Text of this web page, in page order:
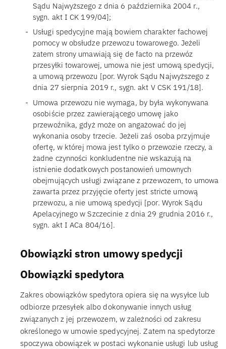
Sądu Najwyższego z dnia 6 października 2004 r.,
sygn. akt I CK 199/04];
Usługi spedycyjne mają bowiem charakter fachowej
pomocy w obsłudze przewozu towarowego. Jeżeli
zatem strony umawiają się de facto na przewóz
przesyłki towarowej, umowa nie jest umową spedycji,
a umową przewozu [por. Wyrok Sądu Najwyższego z
dnia 27 sierpnia 2019 r., sygn. akt V CSK 191/18].
Umowa przewozu nie wymaga, by była wykonywana
osobiście przez zawierającego umowę jako
przewoźnika, gdyż może on angażować do jej
wykonania osoby trzecie. Jeżeli zaś osoba przyjmuje
ofertę, w której mowa jest tylko o przewozie rzeczy, a
żadne czynności konkludentne nie wskazują na
istnienie dodatkowych postanowień umownych
obejmujących usługi związane z przewozem, to umowa
zawarta przez przyjęcie oferty jest stricte umową
przewozu, a nie umową spedycji [por. Wyrok Sądu
Apelacyjnego w Szczecinie z dnia 29 grudnia 2016 r.,
sygn. akt I ACa 804/16].
Obowiązki stron umowy spedycji
Obowiązki spedytora
Zakres obowiązków spedytora opiera się na wysyłce lub
odbiorze przesyłek albo dokonywanie innych usług
związanych z jej przewozem, w zależności od zakresu
określonego w umowie spedycyjnej. Zatem na spedytorze
spoczywa obowiązek w postaci wykonanie usługi lub usług